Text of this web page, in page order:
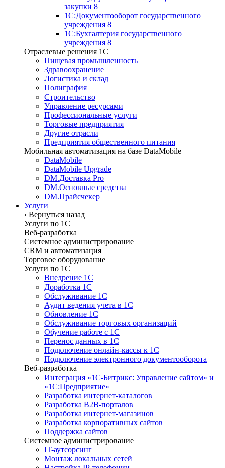
закупки 8
1С:Документооборот государственного
учреждения 8
1С:Бухгалтерия государственного
учреждения 8
Отраслевые решения 1C
Пищевая промышленность
Здравоохранение
Логистика и склад
Полиграфия
Строительство
Управление ресурсами
Профессиональные услуги
Торговые предприятия
Другие отрасли
Предприятия общественного питания
Мобильная автоматизация на базе DataMobile
DataMobile
DataMobile Upgrade
DM.Доставка Pro
DM.Основные средства
DM.Прайсчекер
Услуги
‹ Вернуться назад
Услуги по 1С
Веб-разработка
Системное администрирование
CRM и автоматизация
Торговое оборудование
Услуги по 1С
Внедрение 1С
Доработка 1С
Обслуживание 1С
Аудит ведения учета в 1С
Обновление 1С
Обслуживание торговых организаций
Обучение работе с 1С
Перенос данных в 1С
Подключение онлайн-кассы к 1С
Подключение электронного документооборота
Веб-разработка
Интеграция «1С-Битрикс: Управление сайтом» и
«1С:Предприятие»
Разработка интернет-каталогов
Разработка B2B-порталов
Разработка интернет-магазинов
Разработка корпоративных сайтов
Поддержка сайтов
Системное администрирование
IT-аутсорсинг
Монтаж локальных сетей